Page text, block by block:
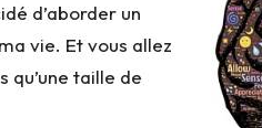
d’aborder un
vie. Et vous allez
taille de